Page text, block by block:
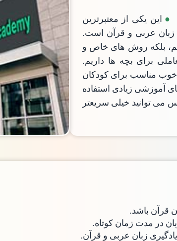
این یکی از معتبرترین
زبان عربی و قرآن است.
ایم، بلکه روش های خاص و
برای بچه ها داریم.
خوب مناسب برای کودکان
آموزشی زیادی استفاده
می توانید خیلی سریعتر
قرآن باشد.
در مدت زمان کوتاه.
زبان عربی و قرآن.